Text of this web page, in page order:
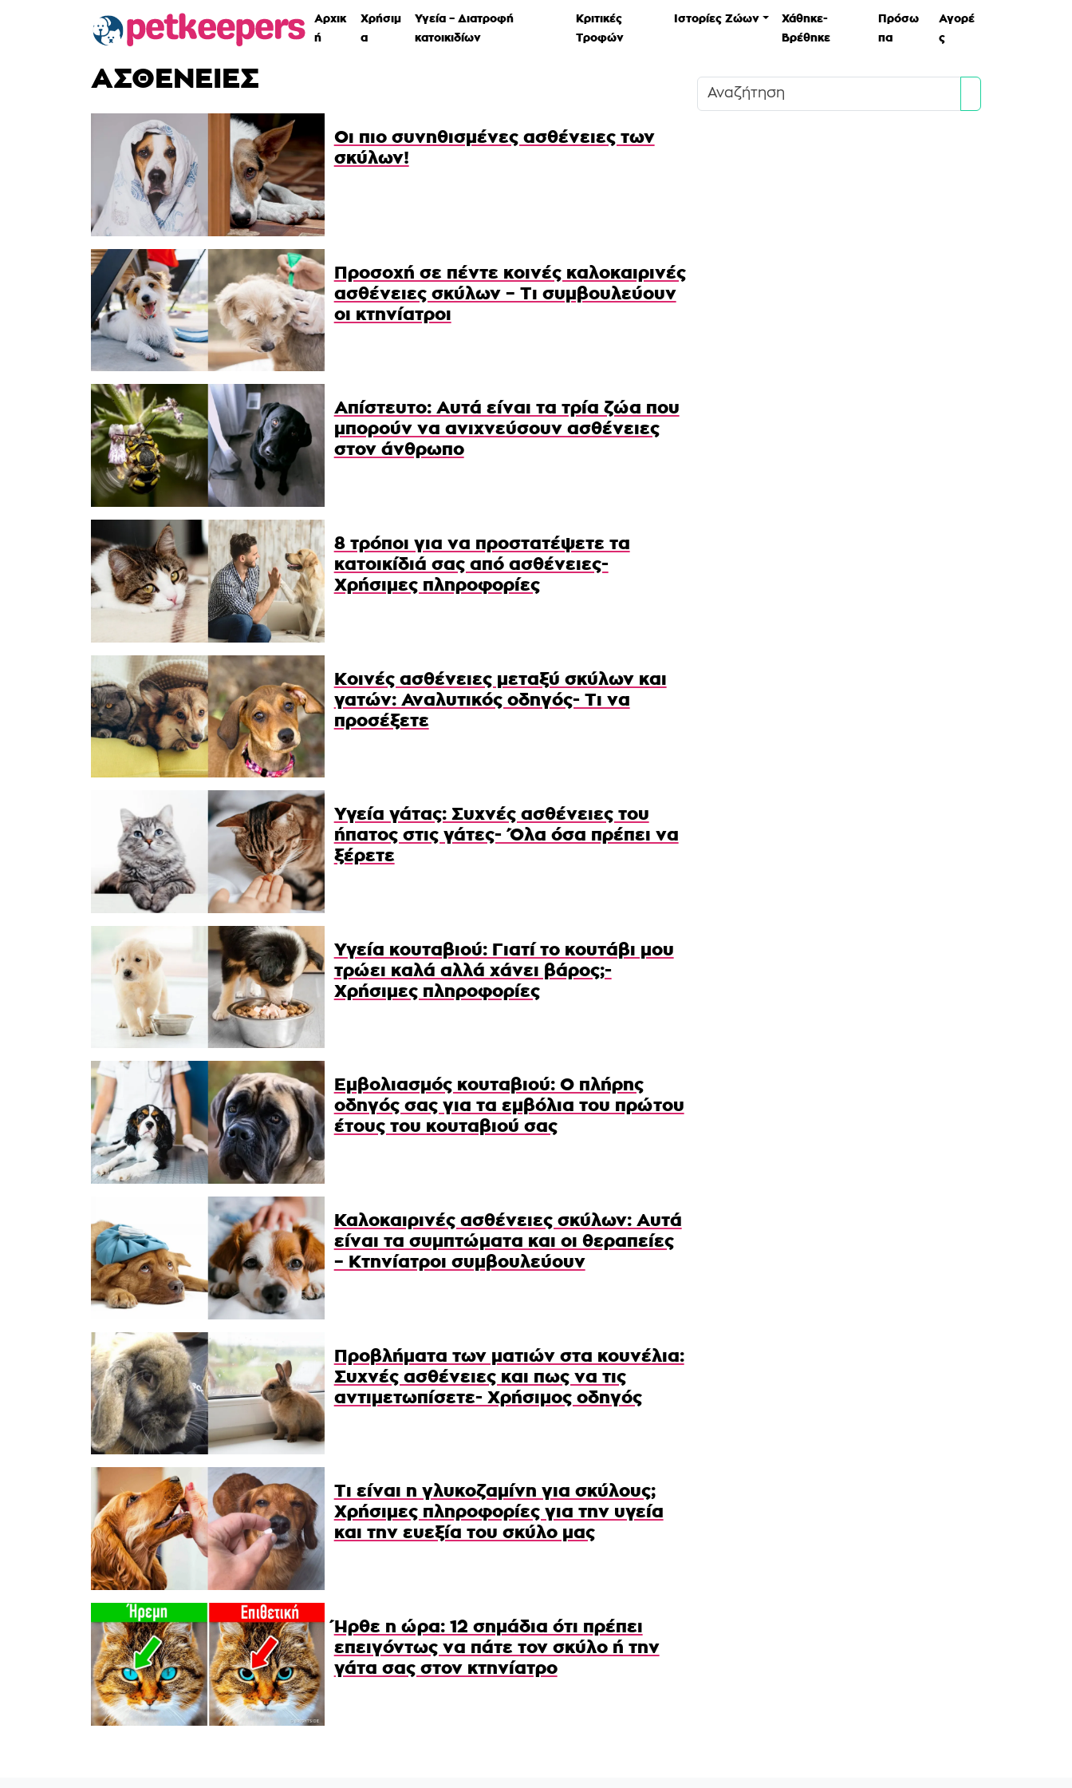
Αρχικ
ή
Χρήσιμ
α
Υγεία – Διατροφή
κατοικιδίων
Κριτικές
Τροφών
Ιστορίες Ζώων
Χάθηκε-
Βρέθηκε
Πρόσω
πα
Αγορέ
ς
ΑΣΘΕΝΕΙΕΣ
Οι πιο συνηθισμένες ασθένειες των
σκύλων!
Προσοχή σε πέντε κοινές καλοκαιρινές
ασθένειες σκύλων – Τι συμβουλεύουν
οι κτηνίατροι
Απίστευτο: Αυτά είναι τα τρία ζώα που
μπορούν να ανιχνεύσουν ασθένειες
στον άνθρωπο
8 τρόποι για να προστατέψετε τα
κατοικίδιά σας από ασθένειες-
Χρήσιμες πληροφορίες
Κοινές ασθένειες μεταξύ σκύλων και
γατών: Αναλυτικός οδηγός- Τι να
προσέξετε
Υγεία γάτας: Συχνές ασθένειες του
ήπατος στις γάτες- Όλα όσα πρέπει να
ξέρετε
Υγεία κουταβιού: Γιατί το κουτάβι μου
τρώει καλά αλλά χάνει βάρος;-
Χρήσιμες πληροφορίες
Εμβολιασμός κουταβιού: Ο πλήρης
οδηγός σας για τα εμβόλια του πρώτου
έτους του κουταβιού σας
Καλοκαιρινές ασθένειες σκύλων: Αυτά
είναι τα συμπτώματα και οι θεραπείες
– Κτηνίατροι συμβουλεύουν
Προβλήματα των ματιών στα κουνέλια:
Συχνές ασθένειες και πως να τις
αντιμετωπίσετε- Χρήσιμος οδηγός
Τι είναι η γλυκοζαμίνη για σκύλους;
Χρήσιμες πληροφορίες για την υγεία
και την ευεξία του σκύλο μας
Ήρθε η ώρα: 12 σημάδια ότι πρέπει
επειγόντως να πάτε τον σκύλο ή την
γάτα σας στον κτηνίατρο
Search